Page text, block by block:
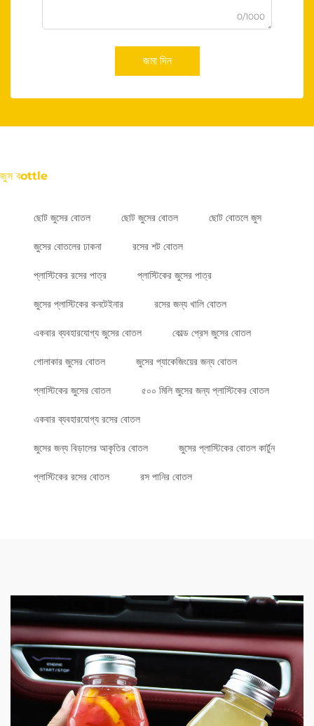
0/1000
জমা দিন
জুস বottle
ছোট জুসের বোতল ছোট জুসের বোতল ছোট বোতলে জুস
জুসের বোতলের ঢাকনা রসের শট বোতল
প্লাস্টিকের রসের পাত্র প্লাস্টিকের জুসের পাত্র
জুসের প্লাস্টিকের কনটেইনার রসের জন্য খালি বোতল
একবার ব্যবহারযোগ্য জুসের বোতল কোল্ড প্রেস জুসের বোতল
গোলাকার জুসের বোতল জুসের প্যাকেজিংয়ের জন্য বোতল
প্লাস্টিকের জুসের বোতল ৫০০ মিলি জুসের জন্য প্লাস্টিকের বোতল
একবার ব্যবহারযোগ্য রসের বোতল
জুসের জন্য বিড়ালের আকৃতির বোতল জুসের প্লাস্টিকের বোতল কার্টুন
প্লাস্টিকের রসের বোতল রস পানির বোতল